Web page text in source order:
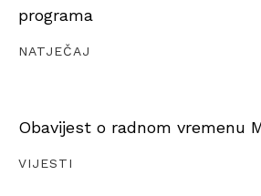
programa
NATJEČAJ
Obavijest o radnom vremenu
VIJESTI